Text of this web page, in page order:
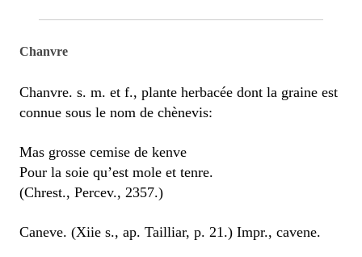
Chanvre
Chanvre. s. m. et f., plante herbacée dont la graine est
connue sous le nom de chènevis:
Mas grosse cemise de kenve
Pour la soie qu’est mole et tenre.
(Chrest., Percev., 2357.)
Caneve. (Xiie s., ap. Tailliar, p. 21.) Impr., cavene.